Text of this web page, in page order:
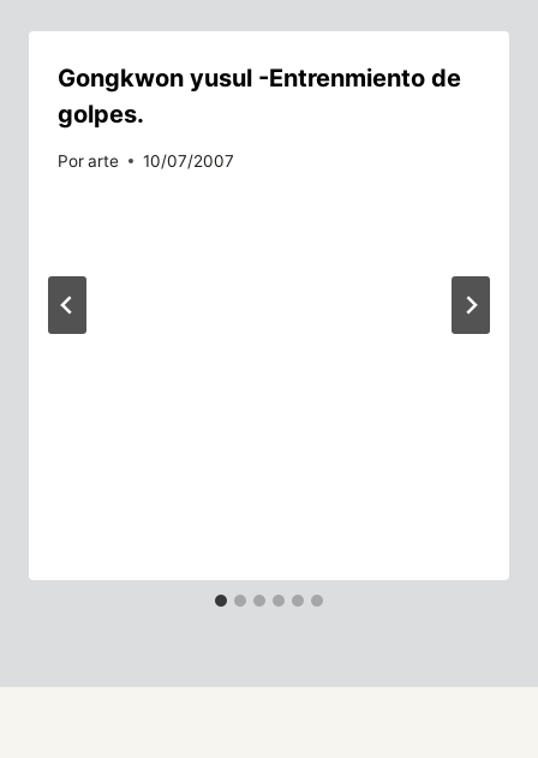
Gongkwon yusul -Entrenmiento de
golpes.
Porarte 10/07/2007